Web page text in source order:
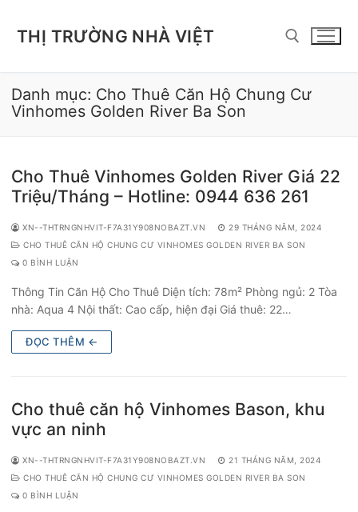
THỊ TRƯỜNG NHÀ VIỆT
Tìm kiếm cho:
Danh mục: Cho Thuê Căn Hộ Chung Cư
Vinhomes Golden River Ba Son
Cho Thuê Vinhomes Golden River Giá 22
Triệu/Tháng – Hotline: 0944 636 261
XN--THTRNGNHVIT-F7A31Y908NOBAZT.VN
29 THÁNG NĂM, 2024
CHO THUÊ CĂN HỘ CHUNG CƯ VINHOMES GOLDEN RIVER BA SON
0 BÌNH LUẬN
Thông Tin Căn Hộ Cho Thuê Diện tích: 78m² Phòng ngủ: 2 Tòa
nhà: Aqua 4 Nội thất: Cao cấp, hiện đại Giá thuê: 22…
ĐỌC THÊM ←
Cho thuê căn hộ Vinhomes Bason, khu
vực an ninh
XN--THTRNGNHVIT-F7A31Y908NOBAZT.VN
21 THÁNG NĂM, 2024
CHO THUÊ CĂN HỘ CHUNG CƯ VINHOMES GOLDEN RIVER BA SON
0 BÌNH LUẬN